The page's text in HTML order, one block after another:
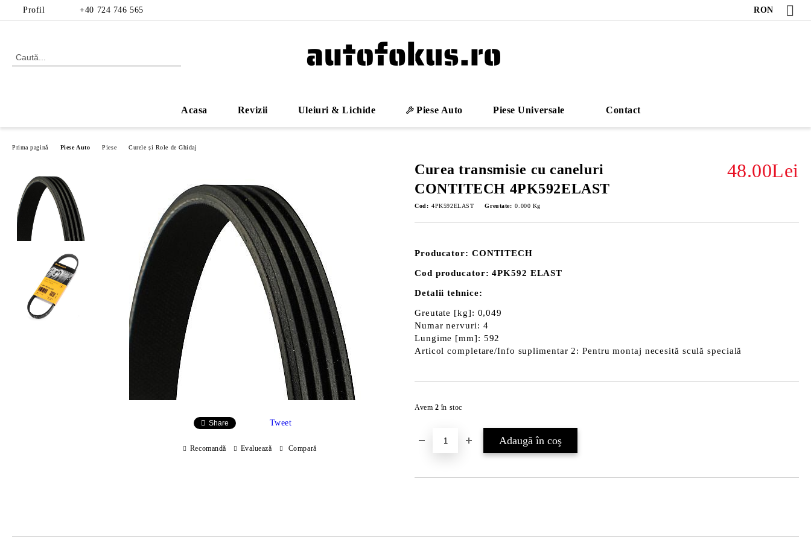
Profil +40 724 746 565 RON
Acasa Revizii Uleiuri & Lichide Piese Auto Piese Universale Contact
Prima pagină Piese Auto Piese Curele și Role de Ghidaj
Curea transmisie cu caneluri
CONTITECH 4PK592ELAST
48.00Lei
Cod: 4PK592ELAST Greutate: 0.000 Kg
Producator: CONTITECH
Cod producator: 4PK592 ELAST
Detalii tehnice:
Greutate [kg]: 0,049
Numar nervuri: 4
Lungime [mm]: 592
Articol completare/Info suplimentar 2: Pentru montaj necesită sculă specială
Avem 2 în stoc
Share Tweet
Recomandă Evaluează Compară